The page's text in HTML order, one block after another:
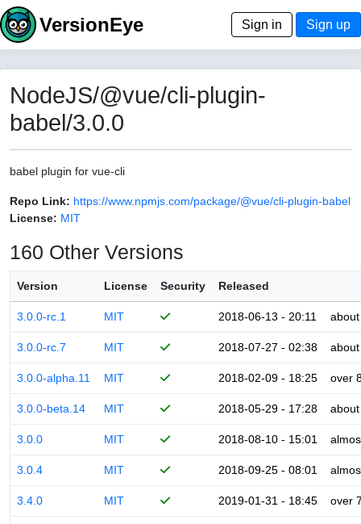
VersionEye Sign in Sign up
NodeJS/@vue/cli-plugin-
babel/3.0.0
babel plugin for vue-cli
Repo Link: https://www.npmjs.com/package/@vue/cli-plugin-babel
License: MIT
160 Other Versions
Version License Security Released
3.0.0-rc.1 MIT 2018-06-13 - 20:11
3.0.0-rc.7 MIT 2018-07-27 - 02:38
3.0.0-alpha.11 MIT 2018-02-09 - 18:25 over
3.0.0-beta.14 MIT 2018-05-29 - 17:28
3.0.0 MIT 2018-08-10 - 15:01
3.0.4 MIT 2018-09-25 - 08:01
3.4.0 MIT 2019-01-31 - 18:45 over